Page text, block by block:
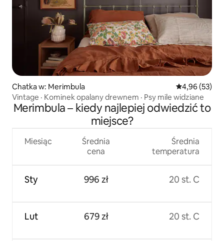
Chatka w: Merimbula Średnia
4,96 (53)
Vintage · Kominek opalany drewnem · Psy mile widziane
Merimbula – kiedy najlepiej odwiedzić to
miejsce?
Miesiąc
Sty
Lut
Średnia
cena
996 zł
679 zł
Średnia
temperatura
20 st. C
20 st. C